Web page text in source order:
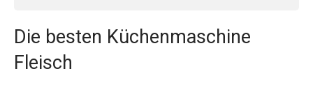
Die besten Küchenmaschine
Fleisch